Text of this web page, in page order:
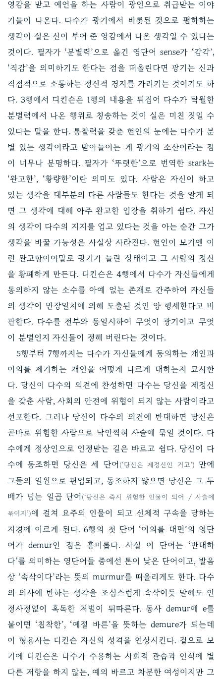
영감을 받고 예언을 하는 사람이 광인으로 취급받는 이야
기들이 나온다. 다수가 광기에서 비롯된 것으로 폄하하는
생각이 실은 신이 부어 준 영감에서 나온 생각일 수 있다는
것이다. 필자가 ‘분별력’으로 옮긴 영단어 sense가 ‘감각’,
‘직감’을 의미하기도 한다는 점을 떠올린다면 광기는 신과
직접적으로 소통하는 정신적 경지를 가리키는 것이기도 하
다. 3행에서 디킨슨은 1행의 내용을 뒤집어 다수가 탁월한
분별력에서 나온 행위로 칭송하는 것이 실은 미친 짓일 수
있다는 말을 한다. 통찰력을 갖춘 현인의 눈에는 다수가 분
별 있는 생각이라고 받아들이는 게 광기의 소산이라는 점
이 너무나 분명하다. 필자가 ‘뚜렷한’으로 번역한 stark는
‘완고한’, ‘황량한’이란 의미도 있다. 사람은 자신이 하고
있는 생각을 대부분의 다른 사람들도 한다는 것을 알게 되
면 그 생각에 대해 아주 완고한 입장을 취하기 쉽다. 자신
의 생각이 다수의 지지를 업고 있다는 것을 아는 순간 그가
생각을 바꿀 가능성은 사실상 사라진다. 현인이 보기엔 이
런 완고함이야말로 광기가 들린 상태이고 그 사람의 정신
을 황폐하게 만든다. 디킨슨은 4행에서 다수가 자신들에게
동의하지 않는 소수를 아예 없는 존재로 간주하여 자신들
의 생각이 만장일치에 의해 도출된 것인 양 행세한다고 비
판한다. 다수를 전부와 동일시하여 무엇이 광기이고 무엇
이 분별인지 자신들이 정해 버린다는 것이다.
5행부터 7행까지는 다수가 자신들에게 동의하는 개인과
이의를 제기하는 개인을 어떻게 다르게 대하는지 묘사한
다. 당신이 다수의 의견에 찬성하면 다수는 당신을 제정신
을 갖춘 사람, 사회의 안전에 위협이 되지 않는 사람이라고
선포한다. 그러나 당신이 다수의 의견에 반대하면 당신은
곧바로 위험한 사람으로 낙인찍혀 사슬에 묶일 것이다. 다
수에게 정상인으로 인정받는 길은 빠르고 쉽다. 당신이 다
수에 동조하면 당신은 세 단어 (‘당신은 제정신인 거고’) 만에
그들의 일원으로 편입되고, 동조하지 않으면 당신은 그 두
배가 넘는 일곱 단어 (‘당신은 즉시 위험한 인물이 되어 / 사슬에
묶이지’)에 걸쳐 요주의 인물이 되고 신체적 구속을 당하는
지경에 이르게 된다. 6행의 첫 단어 ‘이의를 대면’의 영단
어가 demur인 점은 흥미롭다. 사실 이 단어는 ‘반대하
다’를 의미하는 영단어들 중에선 톤이 낮은 단어이고, 발음
상 ‘속삭이다’라는 뜻의 murmur를 떠올리게도 한다. 다수
의 의사에 반하는 생각을 조심스럽게 속삭이듯 말해도 인
정사정없이 혹독한 처벌이 뒤따른다. 동사 demur에 e를
붙이면 ‘침착한’, ‘예절 바른’을 뜻하는 demure가 되는데
이 형용사는 디킨슨 자신의 성격을 연상시킨다. 겉으로 보
기에 디킨슨은 다수가 수용하는 사회적 관습과 인식에 별
다른 저항을 하지 않는, 예의 바르고 차분한 여성이지만 그